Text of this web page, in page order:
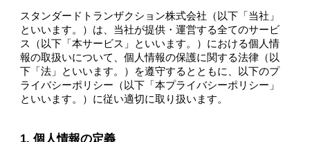
スタンダードトランザクション株式会社（以下「当社」
といいます。）は、当社が提供・運営する全てのサービ
ス（以下「本サービス」といいます。）における個人情
報の取扱いについて、個人情報の保護に関する法律（以
下「法」といいます。）を遵守するとともに、以下のプ
ライバシーポリシー（以下「本プライバシーポリシー」
といいます。）に従い適切に取り扱います。
1. 個人情報の定義